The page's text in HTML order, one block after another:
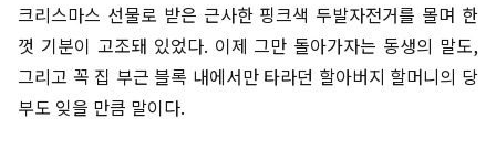
크리스마스 선물로 받은 근사한 핑크색 두발자전거를 몰며 한
껏 기분이 고조돼 있었다. 이제 그만 돌아가자는 동생의 말도,
그리고 꼭 집 부근 블록 내에서만 타라던 할아버지 할머니의 당
부도 잊을 만큼 말이다.